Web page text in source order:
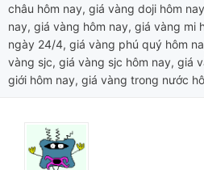
châu hôm nay, giá vàng doji hôm nay
nay, giá vàng hôm nay, giá vàng mi
ngày 24/4, giá vàng phú quý hôm
vàng sjc, giá vàng sjc hôm nay, giá
giới hôm nay, giá vàng trong nước